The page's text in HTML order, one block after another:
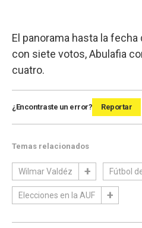
El panorama hasta la
con siete votos, Abulafia
cuatro.
¿Encontraste un error? Reportar
Temas relacionados
Wilmar Valdéz Fútbol
Elecciones en la AUF